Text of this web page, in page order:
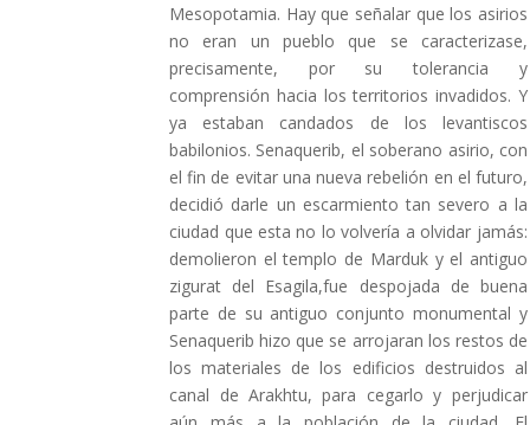
Mesopotamia. Hay que señalar que los asirios
no eran un pueblo que se caracterizase,
precisamente, por su tolerancia y
comprensión hacia los territorios invadidos. Y
ya estaban candados de los levantiscos
babilonios. Senaquerib, el soberano asirio, con
el fin de evitar una nueva rebelión en el futuro,
decidió darle un escarmiento tan severo a la
ciudad que esta no lo volvería a olvidar jamás:
demolieron el templo de Marduk y el antiguo
zigurat del Esagila,fue despojada de buena
parte de su antiguo conjunto monumental y
Senaquerib hizo que se arrojaran los restos de
los materiales de los edificios destruidos al
canal de Arakhtu, para cegarlo y perjudicar